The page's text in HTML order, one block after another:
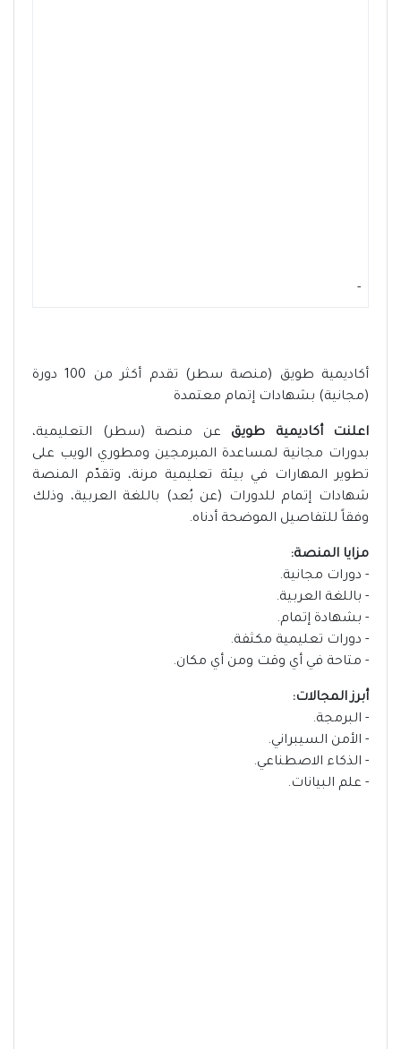
-
أكاديمية طويق (منصة سطر) تقدم أكثر من 100 دورة
(مجانية) بشهادات إتمام معتمدة
اعلنت أكاديمية طويق عن منصة (سطر) التعليمية،
بدورات مجانية لمساعدة المبرمجين ومطوري الويب على
تطوير المهارات في بيئة تعليمية مرنة، وتقدّم المنصة
شهادات إتمام للدورات (عن بُعد) باللغة العربية، وذلك
وفقاً للتفاصيل الموضحة أدناه.
مزايا المنصة:
- دورات مجانية.
- باللغة العربية.
- بشهادة إتمام.
- دورات تعليمية مكثفة.
- متاحة في أي وقت ومن أي مكان.
أبرز المجالات:
- البرمجة.
- الأمن السيبراني.
- الذكاء الاصطناعي.
- علم البيانات.